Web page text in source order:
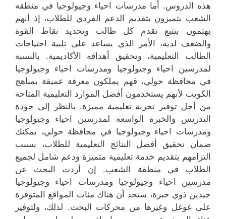
هذه الدروس. أما مدرسات احياء وجيولوجيا في منطقة
الشعب يتميزون بتقديم الدعم الفردي للطلاب، إذ أنهم
يهتمون بتتبع تقدم كل طالب وتحديد نقاط القوة
والضعف لديه، الأمر الذي يساعد على تلبية احتياجات
الطالب التعليمية، وتحقيق أهدافه الأكاديمية. بالنسبة
لمدرسين احياء وجيولوجيا ومدرسات احياء وجيولوجيا
في محافظة حولي، فهم يملكون معرفة عميقة بمناهج
الكويت لأنهم يستخدمون أفضل الموارد التعليمية المتاحة
من أجل توفير تجربة تعليمية مميزة. بالنظر إلى جودة
التدريس والخبرة الواسعة لمدرسين احياء وجيولوجيا
ومدرسات احياء وجيولوجيا في محافظة حولي، يمكنك
ضمان تحقيق أفضل النتائج التعليمية للطلاب، بسبب
التزامهم بتقديم خدمة تعليمية متميزة ودعم شامل لجميع
الطلاب في منطقة الشعب. إن أردت البحث عن
مدرسين احياء وجيولوجيا ومدرسات احياء وجيولوجيا
جيدين ذوي خبرة، ستجد أن هناك مئات المواقع المتوفرة
على غوغل وغيرها من محركات البحث. لذلك، ولتوفير